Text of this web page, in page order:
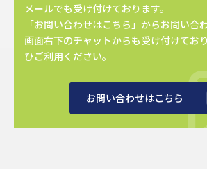
メールでも受け付けております。
「お問い合わせはこちら」からお問い合
画面右下のチャットからも受け付けてお
ひご利用ください。
お問い合わせはこちら